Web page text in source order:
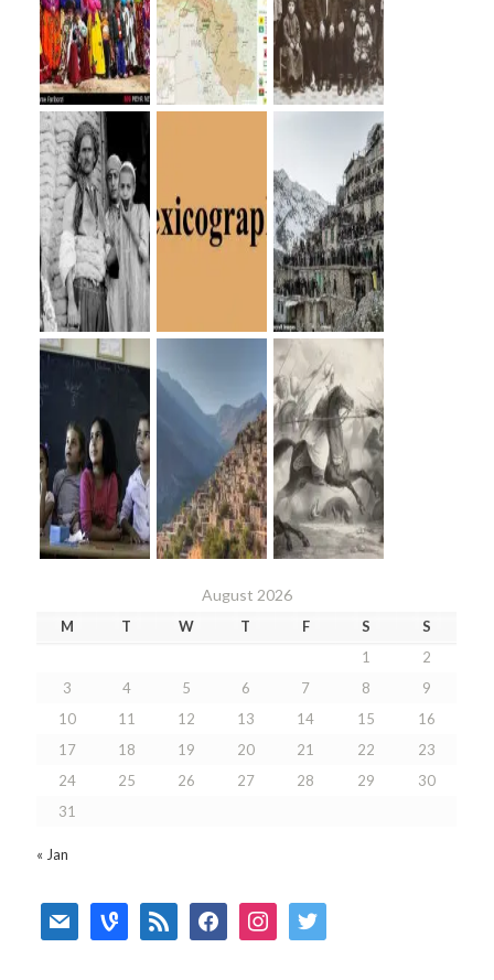
August 2026
M T W T F S
S
1
2
3
4 5 6 7 8
9
10
11 12 13 14 15
16
17
18 19 20 21 22
23
24
25 26 27 28 29
30
31
« Jan
mail vine rss facebookinstagramtwitter